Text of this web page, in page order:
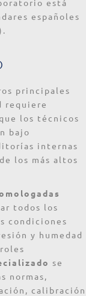
está
españoles
principales
requiere
los técnicos
bajo
internas
los más altos
todos los
condiciones
y humedad
se
normas,
calibración